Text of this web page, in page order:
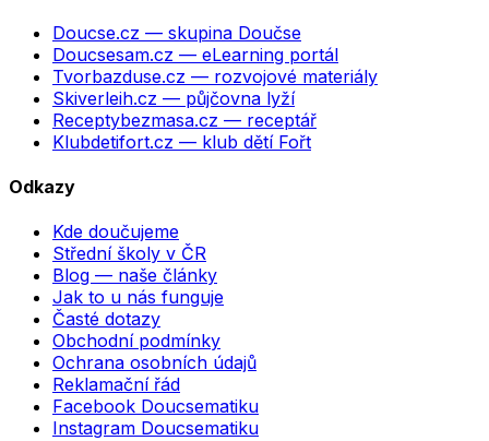
Doucse.cz — skupina Doučse
Doucsesam.cz — eLearning portál
Tvorbazduse.cz — rozvojové materiály
Skiverleih.cz — půjčovna lyží
Receptybezmasa.cz — receptář
Klubdetifort.cz — klub dětí Fořt
Odkazy
Kde doučujeme
Střední školy v ČR
Blog — naše články
Jak to u nás funguje
Časté dotazy
Obchodní podmínky
Ochrana osobních údajů
Reklamační řád
Facebook Doucsematiku
Instagram Doucsematiku